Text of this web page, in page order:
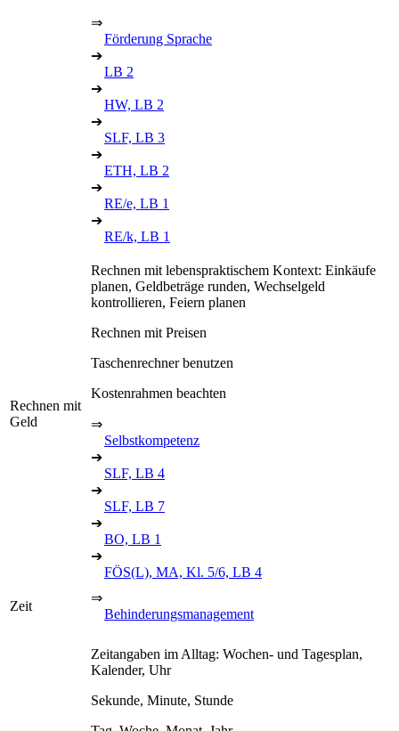
⇒
Förderung Sprache
➔
LB 2
➔
HW, LB 2
➔
SLF, LB 3
➔
ETH, LB 2
➔
RE/e, LB 1
➔
RE/k, LB 1
Rechnen mit
Geld
Rechnen mit lebenspraktischem Kontext: Einkäufe
planen, Geldbeträge runden, Wechselgeld
kontrollieren, Feiern planen
Rechnen mit Preisen
Taschenrechner benutzen
Kostenrahmen beachten
⇒
Selbstkompetenz
➔
SLF, LB 4
➔
SLF, LB 7
➔
BO, LB 1
➔
FÖS(L), MA, Kl. 5/6, LB 4
Zeit
⇒
Behinderungsmanagement
Zeitangaben im Alltag: Wochen- und Tagesplan,
Kalender, Uhr
Sekunde, Minute, Stunde